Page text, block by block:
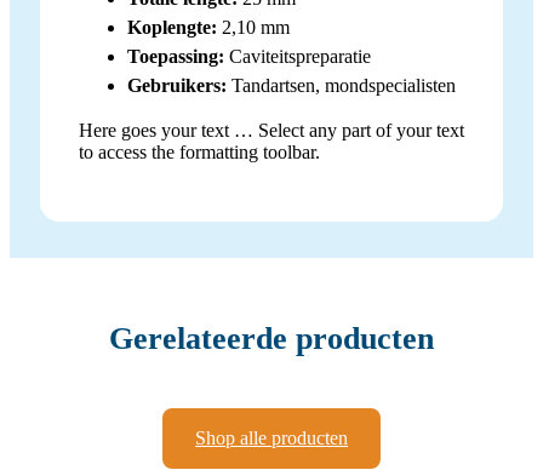
Koplengte: 2,10 mm
Toepassing: Caviteitspreparatie
Gebruikers: Tandartsen, mondspecialisten
Here goes your text … Select any part of your text
to access the formatting toolbar.
Gerelateerde producten
Shop alle producten